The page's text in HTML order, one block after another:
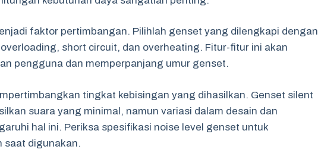
faktor pertimbangan. Pilihlah genset yang dilengkapi dengan
short circuit, dan overheating. Fitur-fitur ini akan
pengguna dan memperpanjang umur genset.
tingkat kebisingan yang dihasilkan. Genset silent
suara yang minimal, namun variasi dalam desain dan
hal ini. Periksa spesifikasi noise level genset untuk
saat digunakan.